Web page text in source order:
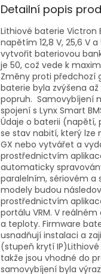
Detailní popis
Lithiové baterie Victron
napětím 12,8 V, 25,6 V
vytvořit bateriovou
je 50, což vede k
Změny proti předchozí
baterie byla zvýšena
popruh. Samovybíjení
spojení s Lynx Smart
Údaje o baterii (napětí,
se stav nabití, který
GX nebo vytvářet a
prostřednictvím
automaticky
paralelním, sériovém a
modely budou
prostřednictvím
portálu VRM. V
a teploty. Firmware
usnadňují instalaci a
(stupeň krytí
takže jsou vhodné do
samovybíjení byla